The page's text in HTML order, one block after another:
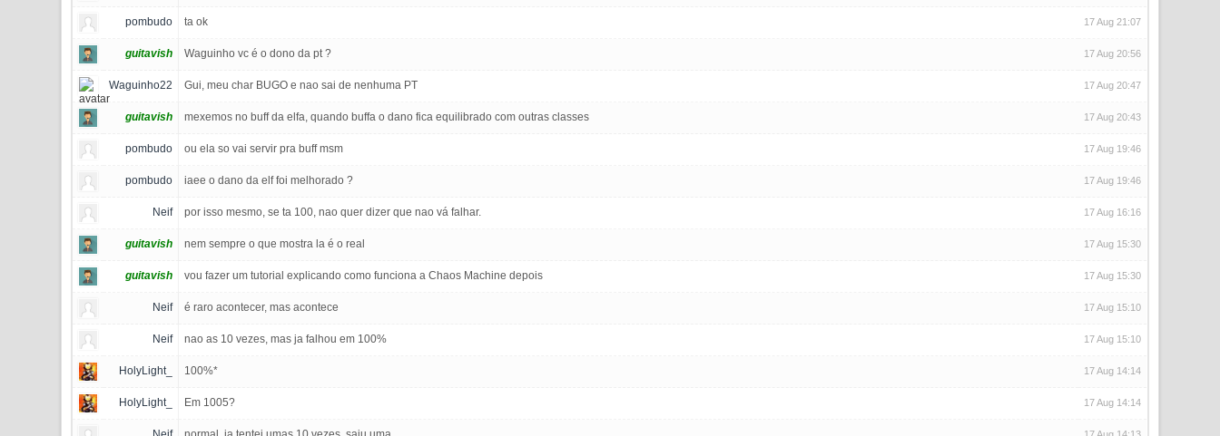
pombudo ta ok 17 Aug 21:07
guitavish Waguinho vc é o dono da pt ? 17 Aug 20:56
Waguinho22 Gui, meu char BUGO e nao sai de nenhuma PT 17 Aug 20:47
guitavish mexemos no buff da elfa, quando buffa o dano fica equilibrado com outras classes 17 Aug 20:43
pombudo ou ela so vai servir pra buff msm 17 Aug 19:46
pombudo iaee o dano da elf foi melhorado ? 17 Aug 19:46
Neif por isso mesmo, se ta 100, nao quer dizer que nao vá falhar. 17 Aug 16:16
guitavish nem sempre o que mostra la é o real 17 Aug 15:30
guitavish vou fazer um tutorial explicando como funciona a Chaos Machine depois 17 Aug 15:30
Neif é raro acontecer, mas acontece 17 Aug 15:10
Neif nao as 10 vezes, mas ja falhou em 100% 17 Aug 15:10
HolyLight_ 100%* 17 Aug 14:14
HolyLight_ Em 1005? 17 Aug 14:14